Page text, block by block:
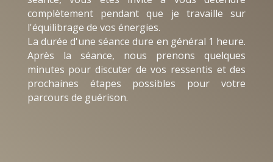
complètement pendant que je travaille sur
l'équilibrage de vos énergies.
La durée d'une séance dure en général 1 heure.
Après la séance, nous prenons quelques
minutes pour discuter de vos ressentis et des
prochaines étapes possibles pour votre
parcours de guérison.